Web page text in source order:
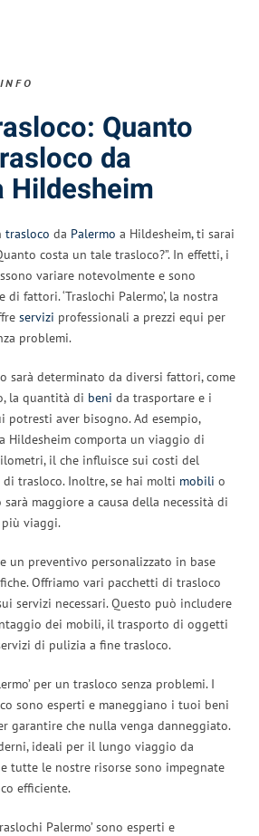
INFO
Quanto
da
Hildesheim
trasloco da Palermo a Hildesheim, ti sarai
costa un tale trasloco?”. In effetti, i
variare notevolmente e sono
fattori. ‘Traslochi Palermo’, la nostra
servizi professionali a prezzi equi per
problemi.
sarà determinato da diversi fattori, come
la quantità di beni da trasportare e i
aver bisogno. Ad esempio,
Hildesheim comporta un viaggio di
il che influisce sui costi del
trasloco. Inoltre, se hai molti mobili o
maggiore a causa della necessità di
viaggi.
un preventivo personalizzato in base
Offriamo vari pacchetti di trasloco
servizi necessari. Questo può includere
dei mobili, il trasporto di oggetti
di pulizia a fine trasloco.
per un trasloco senza problemi. I
sono esperti e maneggiano i tuoi beni
garantire che nulla venga danneggiato.
ideali per il lungo viaggio da
tutte le nostre risorse sono impegnate
efficiente.
Palermo’ sono esperti e